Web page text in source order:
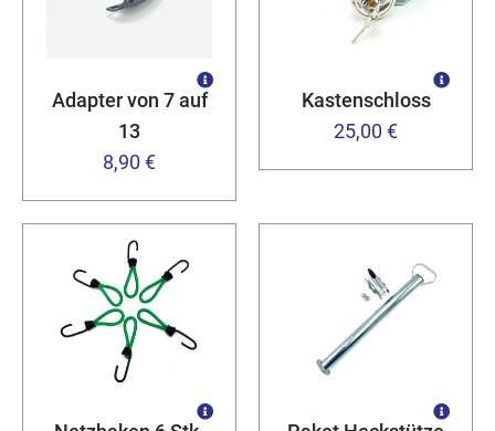
Adapter von 7 auf
13
8,90 €
Kastenschloss
25,00 €